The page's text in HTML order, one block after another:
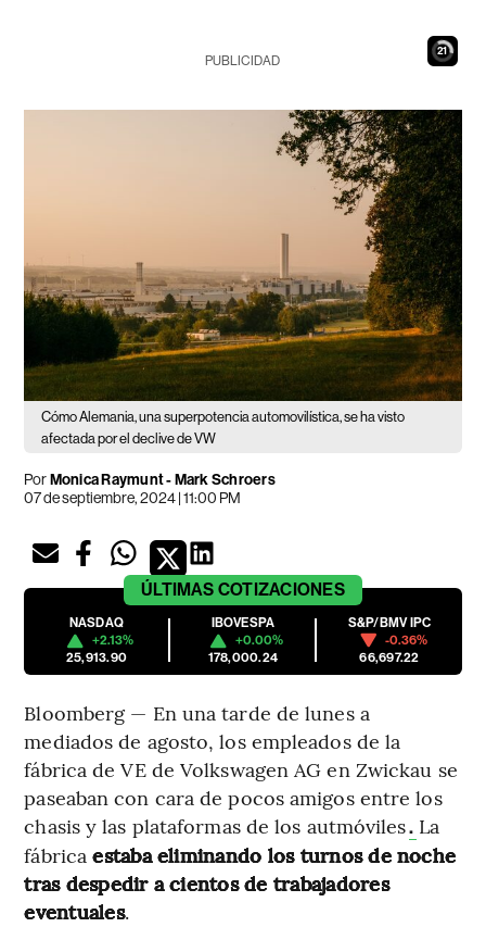
19
PUBLICIDAD
Cómo Alemania, una superpotencia automovilística, se ha visto
afectada por el declive de VW
PorMonica Raymunt - Mark Schroers
07 de septiembre, 2024 | 11:00 PM
ÚLTIMAS COTIZACIONES
NASDAQ
+2.13%
25,913.90
IBOVESPA
+0.00%
178,000.24
S&P/BMV IPC
-0.36%
66,697.22
Bloomberg — En una tarde de lunes a
mediados de agosto, los empleados de la
fábrica de VE de Volkswagen AG en Zwickau se
paseaban con cara de pocos amigos entre los
chasis y las plataformas de los autmóviles. La
fábrica estaba eliminando los turnos de noche
tras despedir a cientos de trabajadores
eventuales.